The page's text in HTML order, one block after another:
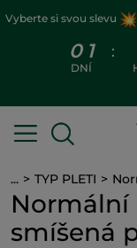
Vyberte si svou slevu
0 1
DNÍ
:
... TYP PLETI
Normální
smíšená